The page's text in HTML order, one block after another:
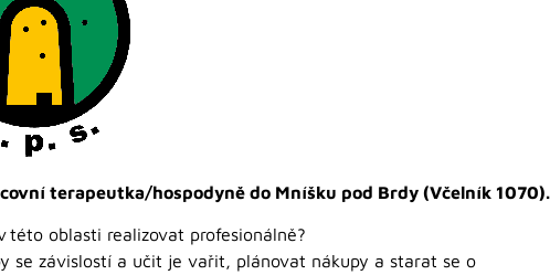
terapeutka/hospodyně do Mníšku pod Brdy (Včelník 1070).
oblasti realizovat profesionálně?
se závislostí a učit je vařit, plánovat nákupy a starat se o